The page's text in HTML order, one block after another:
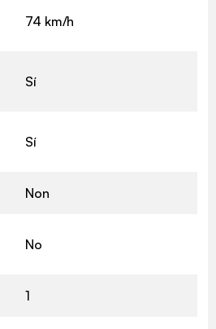
74 km/h
Sí
Sí
Non
No
1